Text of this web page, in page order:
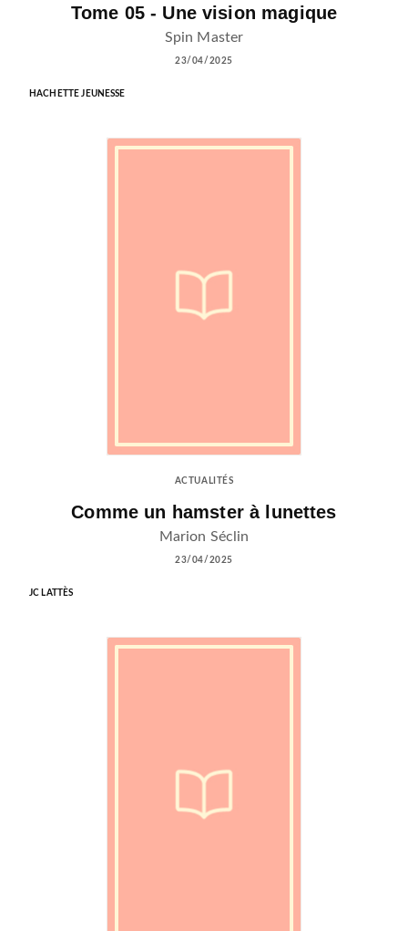
Tome 05 - Une vision magique
Spin Master
23/04/2025
HACHETTE JEUNESSE
ACTUALITÉS
Comme un hamster à lunettes
Marion Séclin
23/04/2025
JC LATTÈS